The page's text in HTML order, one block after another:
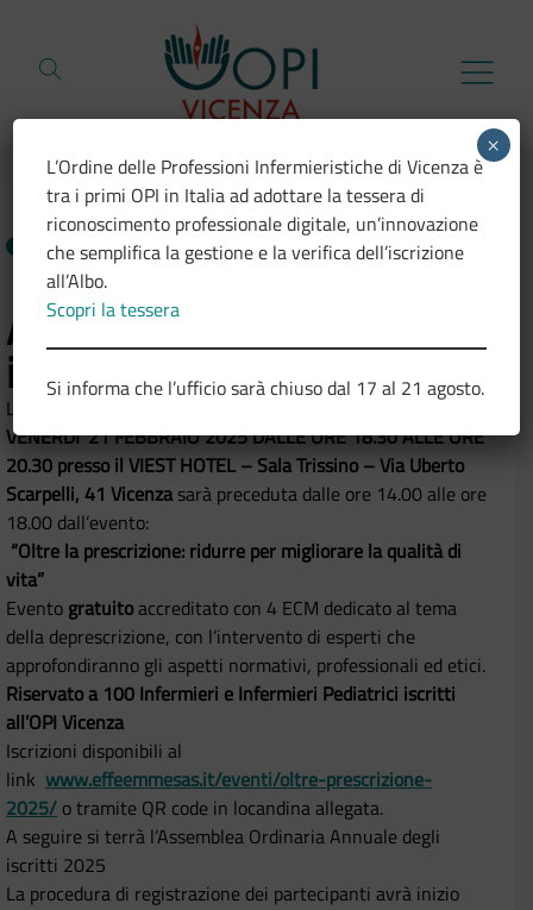
NEWS 03.02.2025
Assemblea Ordinaria degli
iscritti 2025
L’Assemblea Ordinaria degli iscritti 2025 che si terrà
VENERDI’ 21 FEBBRAIO 2025 DALLE ORE 18.30 ALLE ORE
20.30 presso il VIEST HOTEL – Sala Trissino – Via Uberto
Scarpelli, 41 Vicenzasarà preceduta dalle ore 14.00 alle ore
18.00 dall’evento:
“Oltre la prescrizione: ridurre per migliorare la qualità di
vita”
Evento gratuitoaccreditato con 4 ECM dedicato al tema
della deprescrizione, con l’intervento di esperti che
approfondiranno gli aspetti normativi, professionali ed etici.
Riservato a 100 Infermieri e Infermieri Pediatrici iscritti
all’OPI Vicenza
Iscrizioni disponibili al
link www.effeemmesas.it/eventi/oltre-prescrizione-
2025/ o tramite QR code in locandina allegata.
A seguire si terrà l’Assemblea Ordinaria Annuale degli
iscritti 2025
La procedura di registrazione dei partecipanti avrà inizio
L’Ordine delle Professioni Infermieristiche di Vicenza è
tra i primi OPI in Italia ad adottare la tessera di
riconoscimento professionale digitale, un’innovazione
che semplifica la gestione e la verifica dell’iscrizione
all’Albo.
Scopri la tessera
Si informa che l’ufficio sarà chiuso dal 17 al 21 agosto.
×